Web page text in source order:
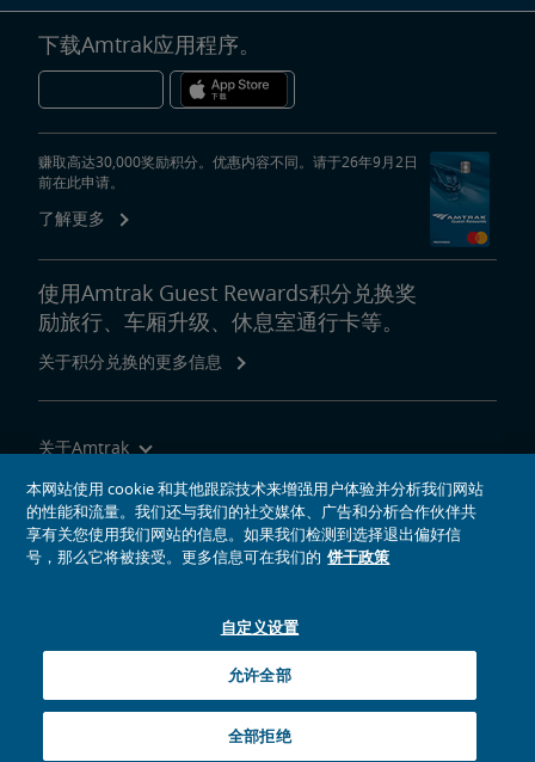
下载Amtrak应用程序。
赚取高达30,000奖励积分。优惠内容不同。请于26年9月2日
前在此申请。
了解更多
使用Amtrak Guest Rewards积分兑换奖
励旅行、车厢升级、休息室通行卡等。
关于积分兑换的更多信息
关于Amtrak
乘坐Amtrak列车旅行
网站工具
Amtrak的Facebook主页将在新窗口中打开
Amtrak的Twitter主页将在新窗口中打开
Amtrak的Instagram主页将在新窗口中打开
Amtrak的Linkedin主页将在新窗口中打开
Amtrak的YouTube主页将在新窗口中打开
Pinterest将在新窗口中打开
© 2026National Railroad Passenger Corporation
本网站使用 cookie 和其他跟踪技术来增强用户体验并分析我们网站
的性能和流量。我们还与我们的社交媒体、广告和分析合作伙伴共
享有关您使用我们网站的信息。如果我们检测到选择退出偏好信
号，那么它将被接受。更多信息可在我们的 饼干政策
自定义设置
全部拒绝
允许全部